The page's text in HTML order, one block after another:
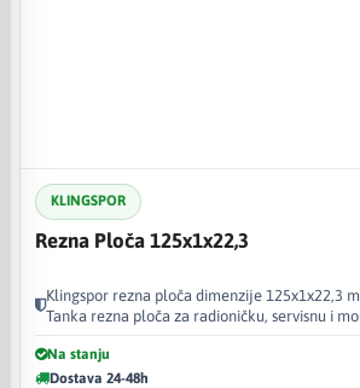
KLINGSPOR
Rezna Ploča 125x1x22,3
Klingspor rezna ploča dimenzije 125x1x22,3
Tanka rezna ploča za radioničku, servisnu i
Na stanju
Dostava 24-48h